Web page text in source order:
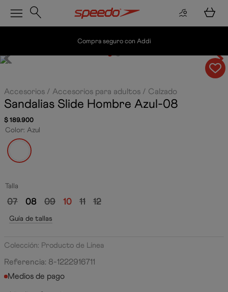
Compra seguro con Addi
Accesorios Accesorios para adultos Calzado
Sandalias Slide Hombre Azul-08
$189.900
Color: Azul
Talla
07 08 09 10 11 12
Guía de tallas
Colección: Producto de Línea
Referencia: 8-1222916711
Medios de pago